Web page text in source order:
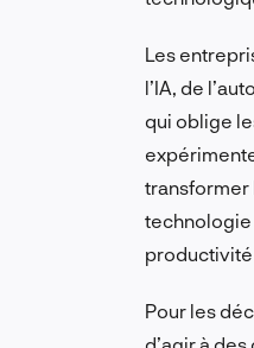
Les
l’IA, de
qui oblige
transformer
technologie
productivité
Pour les